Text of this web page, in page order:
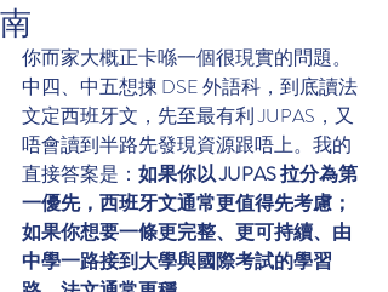
南
你而家大概正卡喺一個很現實的問題。
中四、中五想揀 DSE 外語科，到底讀法
文定西班牙文，先至最有利 JUPAS，又
唔會讀到半路先發現資源跟唔上。我的
直接答案是： 如果你以 JUPAS 拉分為第
一優先，西班牙文通常更值得先考慮；
如果你想要一條更完整、更可持續、由
中學一路接到大學與國際考試的學習